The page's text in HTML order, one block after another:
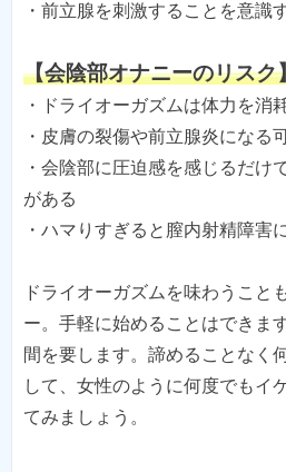
・前立腺を刺激することを意識
【会陰部オナニーのリスク
・ドライオーガズムは体力を消
・皮膚の裂傷や前立腺炎になる
・会陰部に圧迫感を感じるだけ
がある
・ハマりすぎると膣内射精障害
ドライオーガズムを味わうこと
ー。手軽に始めることはできま
間を要します。諦めることなく
して、女性のように何度でもイ
てみましょう。